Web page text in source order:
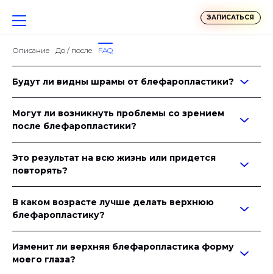
ЗАПИСАТЬСЯ
Описание До / после FAQ
Будут ли видны шрамы от блефаропластики?
Могут ли возникнуть проблемы со зрением
после блефаропластики?
Это результат на всю жизнь или придется
повторять?
В каком возрасте лучше делать верхнюю
блефаропластику?
Изменит ли верхняя блефаропластика форму
моего глаза?